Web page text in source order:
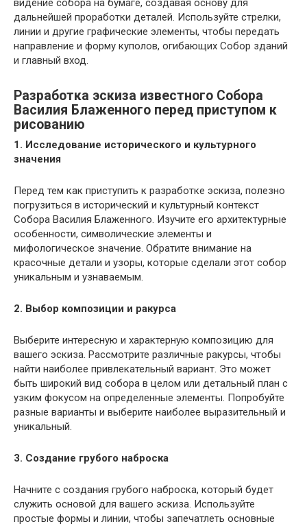
видение собора на бумаге, создавая основу для
дальнейшей проработки деталей. Используйте стрелки,
линии и другие графические элементы, чтобы передать
направление и форму куполов, огибающих Собор зданий
и главный вход.
Разработка эскиза известного Собора
Василия Блаженного перед приступом к
рисованию
1. Исследование исторического и культурного
значения
Перед тем как приступить к разработке эскиза, полезно
погрузиться в исторический и культурный контекст
Собора Василия Блаженного. Изучите его архитектурные
особенности, символические элементы и
мифологическое значение. Обратите внимание на
красочные детали и узоры, которые сделали этот собор
уникальным и узнаваемым.
2. Выбор композиции и ракурса
Выберите интересную и характерную композицию для
вашего эскиза. Рассмотрите различные ракурсы, чтобы
найти наиболее привлекательный вариант. Это может
быть широкий вид собора в целом или детальный план с
узким фокусом на определенные элементы. Попробуйте
разные варианты и выберите наиболее выразительный и
уникальный.
3. Создание грубого наброска
Начните с создания грубого наброска, который будет
служить основой для вашего эскиза. Используйте
простые формы и линии, чтобы запечатлеть основные